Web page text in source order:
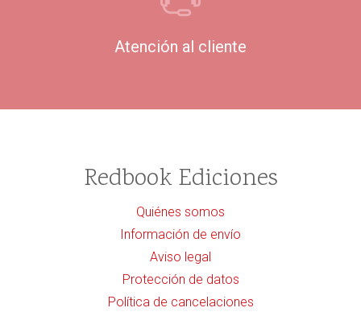
Atención al cliente
Redbook Ediciones
Quiénes somos
Información de envío
Aviso legal
Protección de datos
Política de cancelaciones